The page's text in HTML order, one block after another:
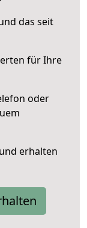
das seit
für Ihre
oder
und erhalten